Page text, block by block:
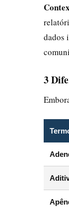
dados
3